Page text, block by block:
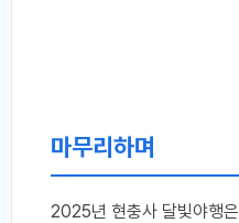
마무리하며
2025년 현충사 달빛야행은